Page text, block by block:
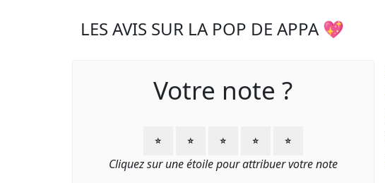
LES AVIS SUR LA POP DE APPA 💖
Votre note ?
⭐ ⭐ ⭐ ⭐ ⭐
Cliquez sur une étoile pour attribuer votre note